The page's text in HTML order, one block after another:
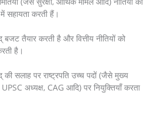
सहायता करती हैं।
बजट तैयार करती है और वित्तीय नीतियों को
है।
की सलाह पर राष्ट्रपति उच्च पदों (जैसे मुख्य
UPSC अध्यक्ष, CAG आदि) पर नियुक्तियाँ करता